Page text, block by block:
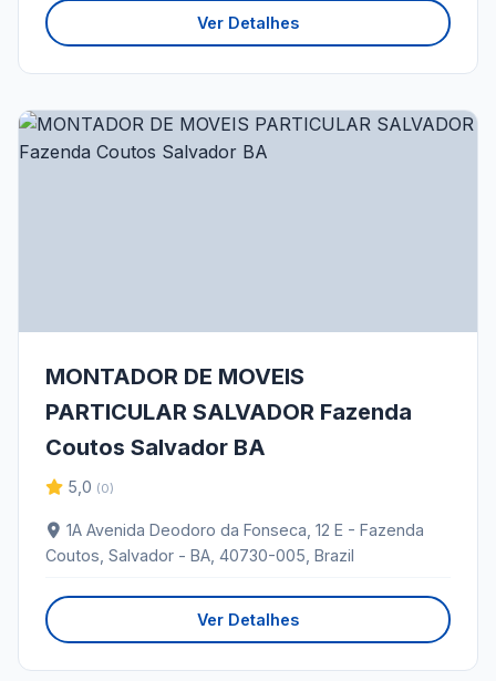
Ver Detalhes
MONTADOR DE MOVEIS
PARTICULAR SALVADOR Fazenda
Coutos Salvador BA
5,0 (0)
1A Avenida Deodoro da Fonseca, 12 E - Fazenda
Coutos, Salvador - BA, 40730-005, Brazil
Ver Detalhes